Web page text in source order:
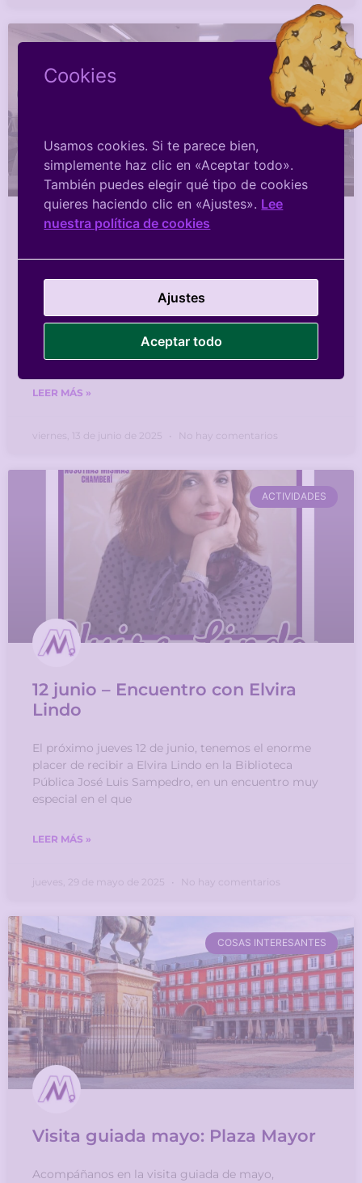
ACTOS PÚBLICOS
junio de 2025
Ayer, jueves 12 de junio, vivimos una tarde
entrañable en la que tuvimos el privilegio de
compartir un encuentro con Elvira Lindo. Con su voz
cercana, generosa y lúcida, nos
LEER MÁS »
viernes, 13 de junio de 2025 No hay comentarios
ACTIVIDADES
12 junio – Encuentro con Elvira
Lindo
El próximo jueves 12 de junio, tenemos el enorme
placer de recibir a Elvira Lindo en la Biblioteca
Pública José Luis Sampedro, en un encuentro muy
especial en el que
LEER MÁS »
jueves, 29 de mayo de 2025 No hay comentarios
COSAS INTERESANTES
Visita guiada mayo: Plaza Mayor
Acompáñanos en la visita guiada de mayo,
Cookies
Usamos cookies. Si te parece bien,
simplemente haz clic en «Aceptar todo».
También puedes elegir qué tipo de cookies
quieres haciendo clic en «Ajustes». Lee
nuestra política de cookies
Ajustes
Aceptar todo